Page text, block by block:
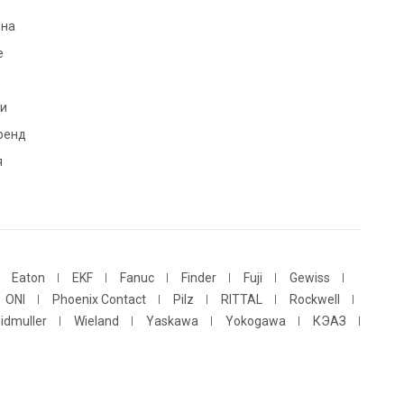
Eaton EKF Fanuc Finder Fuji
Gewiss
ONI Phoenix Contact Pilz RITTAL
Rockwell
Wieland Yaskawa Yokogawa
КЭАЗ